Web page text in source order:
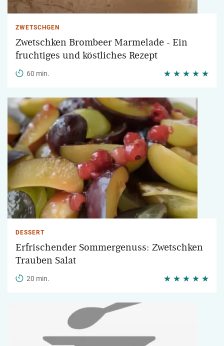
ZWETSCHGEN
Zwetschken Brombeer Marmelade - Ein
fruchtiges und köstliches Rezept
60 min.
DESSERT
Erfrischender Sommergenuss: Zwetschken
Trauben Salat
20 min.